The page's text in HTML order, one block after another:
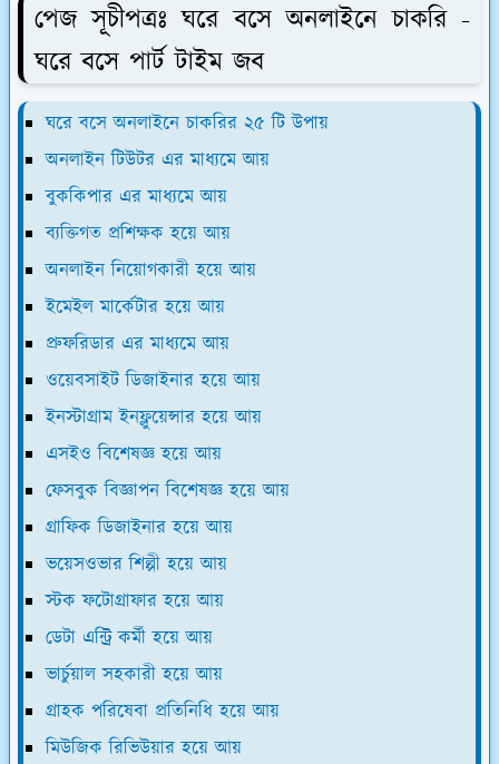
পেজ সূচীপত্রঃ ঘরে বসে অনলাইনে চাকরি -
ঘরে বসে পার্ট টাইম জব
ঘরে বসে অনলাইনে চাকরির ২৫ টি উপায়
অনলাইন টিউটর এর মাধ্যমে আয়
বুককিপার এর মাধ্যমে আয়
ব্যক্তিগত প্রশিক্ষক হয়ে আয়
অনলাইন নিয়োগকারী হয়ে আয়
ইমেইল মার্কেটার হয়ে আয়
প্রুফরিডার এর মাধ্যমে আয়
ওয়েবসাইট ডিজাইনার হয়ে আয়
ইনস্টাগ্রাম ইনফ্লুয়েন্সার হয়ে আয়
এসইও বিশেষজ্ঞ হয়ে আয়
ফেসবুক বিজ্ঞাপন বিশেষজ্ঞ হয়ে আয়
গ্রাফিক ডিজাইনার হয়ে আয়
ভয়েসওভার শিল্পী হয়ে আয়
স্টক ফটোগ্রাফার হয়ে আয়
ডেটা এন্ট্রি কর্মী হয়ে আয়
ভার্চুয়াল সহকারী হয়ে আয়
গ্রাহক পরিষেবা প্রতিনিধি হয়ে আয়
মিউজিক রিভিউয়ার হয়ে আয়